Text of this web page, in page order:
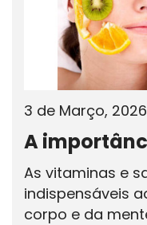
3 de Março, 2026
A
As vitaminas e
indispensáveis
corpo e da